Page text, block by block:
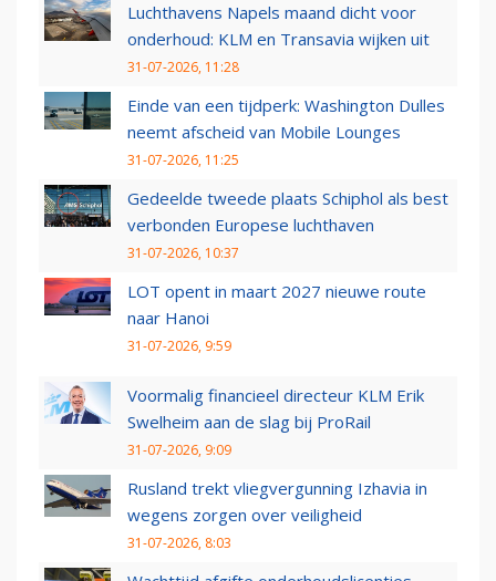
Luchthavens Napels maand dicht voor
onderhoud: KLM en Transavia wijken uit
31-07-2026, 11:28
Einde van een tijdperk: Washington Dulles
neemt afscheid van Mobile Lounges
31-07-2026, 11:25
Gedeelde tweede plaats Schiphol als best
verbonden Europese luchthaven
31-07-2026, 10:37
LOT opent in maart 2027 nieuwe route
naar Hanoi
31-07-2026, 9:59
Voormalig financieel directeur KLM Erik
Swelheim aan de slag bij ProRail
31-07-2026, 9:09
Rusland trekt vliegvergunning Izhavia in
wegens zorgen over veiligheid
31-07-2026, 8:03